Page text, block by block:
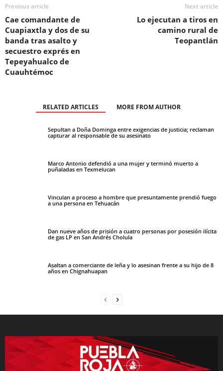
Previous article
Cae comandante de
Cuapiaxtla y dos de su
banda tras asalto y
secuestro exprés en
Tepeyahualco de
Cuauhtémoc
Next article
Lo ejecutan a tiros en
camino rural de
Teopantlán
RELATED ARTICLES MORE FROM AUTHOR
Sepultan a Doña Dominga entre exigencias de justicia; reclaman
capturar al responsable de su asesinato
Marco Antonio defendió a una mujer y terminó muerto a
puñaladas en Texmelucan
Vinculan a proceso a hombre que presuntamente prendió fuego
a una persona en Tehuacán
Dan nueve años de prisión a cuatro personas por posesión ilícita
de gas LP en San Andrés Cholula
Asaltan a comerciante de leña y lo asesinan frente a su hijo de 8
años en Chignahuapan